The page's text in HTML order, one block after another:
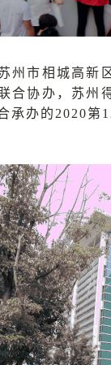
州市相城高新
合协办，苏州
承办的2020第